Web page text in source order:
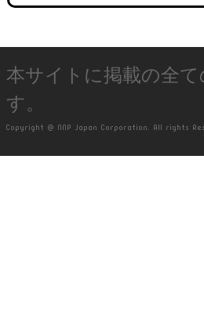
本サイトに掲載の全
す。